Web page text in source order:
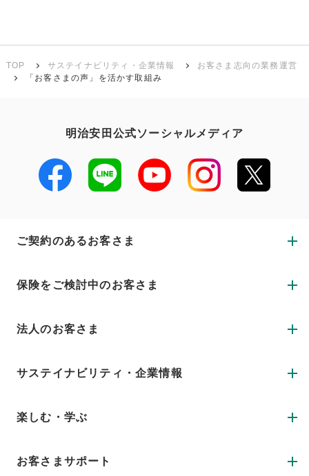
TOP サステイナビリティ・企業情報
お客さま志向の業務運営
「お客さまの声」を活かす取組み
明治安田公式ソーシャルメディア
ご契約のあるお客さま
保険をご検討中のお客さま
法人のお客さま
サステイナビリティ・企業情報
楽しむ・学ぶ
お客さまサポート